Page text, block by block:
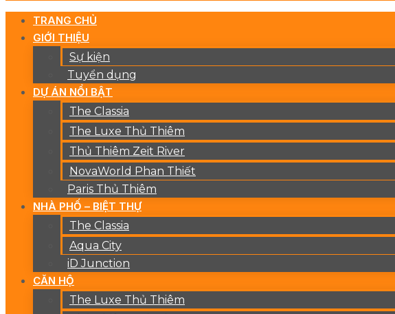
TRANG CHỦ
GIỚI THIỆU
Sự kiện
Tuyển dụng
DỰ ÁN NỔI BẬT
The Classia
The Luxe Thủ Thiêm
Thủ Thiêm Zeit River
NovaWorld Phan Thiết
Paris Thủ Thiêm
NHÀ PHỐ – BIỆT THỰ
The Classia
Aqua City
iD Junction
CĂN HỘ
The Luxe Thủ Thiêm